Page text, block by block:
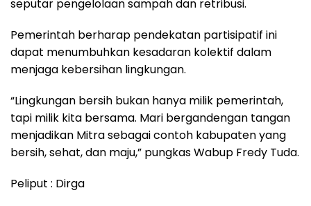
seputar pengelolaan sampah dan retribusi.
Pemerintah berharap pendekatan partisipatif ini
dapat menumbuhkan kesadaran kolektif dalam
menjaga kebersihan lingkungan.
“Lingkungan bersih bukan hanya milik pemerintah,
tapi milik kita bersama. Mari bergandengan tangan
menjadikan Mitra sebagai contoh kabupaten yang
bersih, sehat, dan maju,” pungkas Wabup Fredy Tuda.
Peliput : Dirga